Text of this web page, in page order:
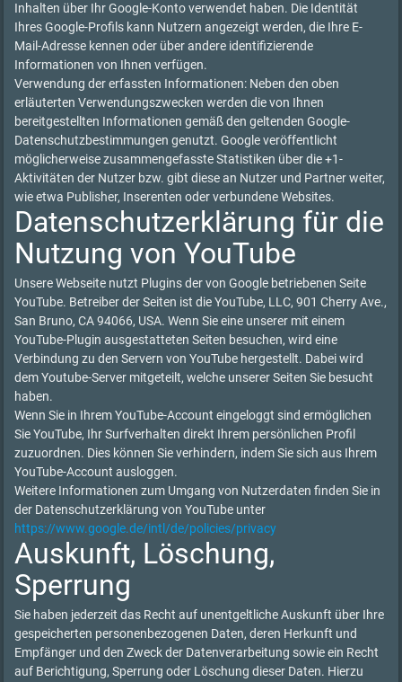
Inhalten über Ihr Google-Konto verwendet haben. Die Identität
Ihres Google-Profils kann Nutzern angezeigt werden, die Ihre E-
Mail-Adresse kennen oder über andere identifizierende
Informationen von Ihnen verfügen.
Verwendung der erfassten Informationen: Neben den oben
erläuterten Verwendungszwecken werden die von Ihnen
bereitgestellten Informationen gemäß den geltenden Google-
Datenschutzbestimmungen genutzt. Google veröffentlicht
möglicherweise zusammengefasste Statistiken über die +1-
Aktivitäten der Nutzer bzw. gibt diese an Nutzer und Partner weiter,
wie etwa Publisher, Inserenten oder verbundene Websites.
Datenschutzerklärung für die
Nutzung von YouTube
Unsere Webseite nutzt Plugins der von Google betriebenen Seite
YouTube. Betreiber der Seiten ist die YouTube, LLC, 901 Cherry Ave.,
San Bruno, CA 94066, USA. Wenn Sie eine unserer mit einem
YouTube-Plugin ausgestatteten Seiten besuchen, wird eine
Verbindung zu den Servern von YouTube hergestellt. Dabei wird
dem Youtube-Server mitgeteilt, welche unserer Seiten Sie besucht
haben.
Wenn Sie in Ihrem YouTube-Account eingeloggt sind ermöglichen
Sie YouTube, Ihr Surfverhalten direkt Ihrem persönlichen Profil
zuzuordnen. Dies können Sie verhindern, indem Sie sich aus Ihrem
YouTube-Account ausloggen.
Weitere Informationen zum Umgang von Nutzerdaten finden Sie in
der Datenschutzerklärung von YouTube unter
https://www.google.de/intl/de/policies/privacy
Auskunft, Löschung,
Sperrung
Sie haben jederzeit das Recht auf unentgeltliche Auskunft über Ihre
gespeicherten personenbezogenen Daten, deren Herkunft und
Empfänger und den Zweck der Datenverarbeitung sowie ein Recht
auf Berichtigung, Sperrung oder Löschung dieser Daten. Hierzu